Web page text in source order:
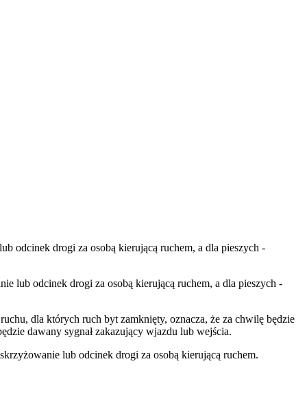
odcinek drogi za osobą kierującą ruchem, a dla pieszych -
lub odcinek drogi za osobą kierującą ruchem, a dla pieszych -
dla których ruch byt zamknięty, oznacza, że za chwilę będzie
dawany sygnał zakazujący wjazdu lub wejścia.
lub odcinek drogi za osobą kierującą ruchem.